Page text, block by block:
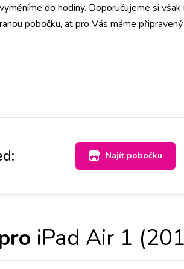
do hodiny. Doporučujeme si
pobočku, ať pro Vás máme
Najít pobočku
iPad Air 1